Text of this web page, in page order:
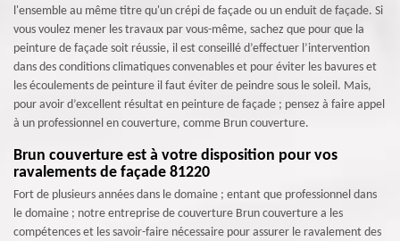
l'ensemble au même titre qu'un crépi de façade ou un enduit de façade. Si
vous voulez mener les travaux par vous-même, sachez que pour que la
peinture de façade soit réussie, il est conseillé d’effectuer l’intervention
dans des conditions climatiques convenables et pour éviter les bavures et
les écoulements de peinture il faut éviter de peindre sous le soleil. Mais,
pour avoir d’excellent résultat en peinture de façade ; pensez à faire appel
à un professionnel en couverture, comme Brun couverture.
Brun couverture est à votre disposition pour vos
ravalements de façade 81220
Fort de plusieurs années dans le domaine ; entant que professionnel dans
le domaine ; notre entreprise de couverture Brun couverture a les
compétences et les savoir-faire nécessaire pour assurer le ravalement des